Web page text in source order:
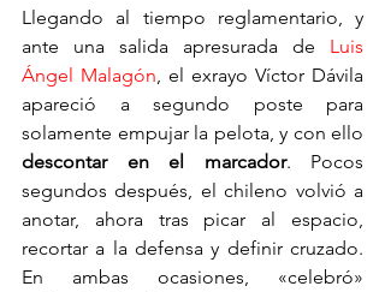
Llegando al tiempo reglamentario, y
ante una salida apresurada de Luis
Ángel Malagón, el exrayo Víctor Dávila
apareció a segundo poste para
descontar en el marcador. Pocos
segundos después, el chileno volvió a
anotar, ahora tras picar al espacio,
recortar a la defensa y definir cruzado.
En ambas ocasiones, «celebró»